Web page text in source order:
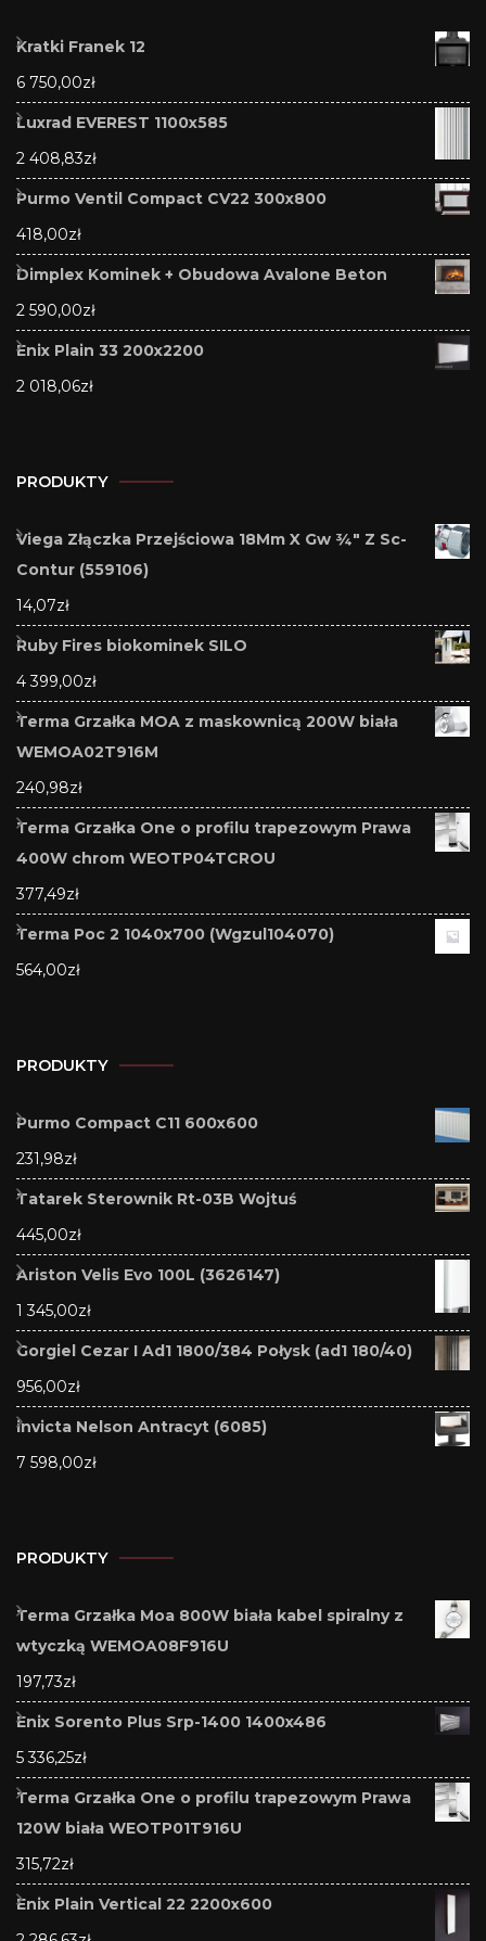
Kratki Franek 12
6 750,00zł
Luxrad EVEREST 1100x585
2 408,83zł
Purmo Ventil Compact CV22 300x800
418,00zł
Dimplex Kominek + Obudowa Avalone Beton
2 590,00zł
Enix Plain 33 200x2200
2 018,06zł
PRODUKTY
Viega Złączka Przejściowa 18Mm X Gw ¾" Z Sc-
Contur (559106)
14,07zł
Ruby Fires biokominek SILO
4 399,00zł
Terma Grzałka MOA z maskownicą 200W biała
WEMOA02T916M
240,98zł
Terma Grzałka One o profilu trapezowym Prawa
400W chrom WEOTP04TCROU
377,49zł
Terma Poc 2 1040x700 (Wgzul104070)
564,00zł
PRODUKTY
Purmo Compact C11 600x600
231,98zł
Tatarek Sterownik Rt-03B Wojtuś
445,00zł
Ariston Velis Evo 100L (3626147)
1 345,00zł
Gorgiel Cezar I Ad1 1800/384 Połysk (ad1 180/40)
956,00zł
invicta Nelson Antracyt (6085)
7 598,00zł
PRODUKTY
Terma Grzałka Moa 800W biała kabel spiralny z
wtyczką WEMOA08F916U
197,73zł
Enix Sorento Plus Srp-1400 1400x486
5 336,25zł
Terma Grzałka One o profilu trapezowym Prawa
120W biała WEOTP01T916U
315,72zł
Enix Plain Vertical 22 2200x600